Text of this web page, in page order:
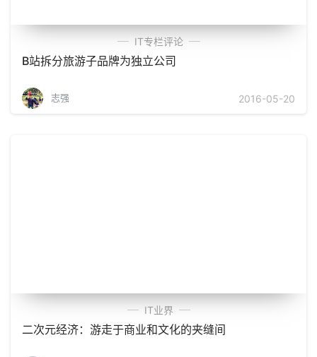
IT专栏评论
B站拆分旅游子品牌为独立公司
志强 2016-05-20
IT业界
二次元经济：游走于商业和文化的夹缝间